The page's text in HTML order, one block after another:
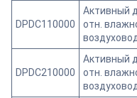
DPDC110000
Активный
отн.
DPDC210000
Активный
отн.